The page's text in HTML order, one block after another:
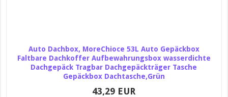
Auto Dachbox, MoreChioce 53L Auto Gepäckbox
Faltbare Dachkoffer Aufbewahrungsbox wasserdichte
Dachgepäck Tragbar Dachgepäckträger Tasche
Gepäckbox Dachtasche,Grün
43,29 EUR